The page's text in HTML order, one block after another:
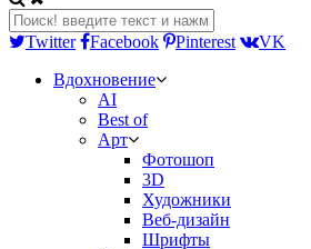
Twitter Facebook Pinterest
VK
Вдохновение
AI
Best of
Арт
Фотошоп
3D
Художники
Веб-дизайн
Шрифты